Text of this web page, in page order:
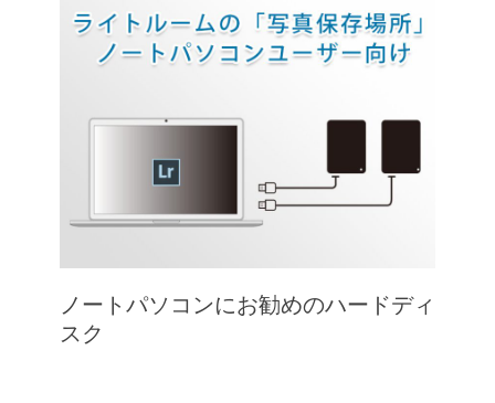
ノートパソコンにお勧めのハードディ
スク